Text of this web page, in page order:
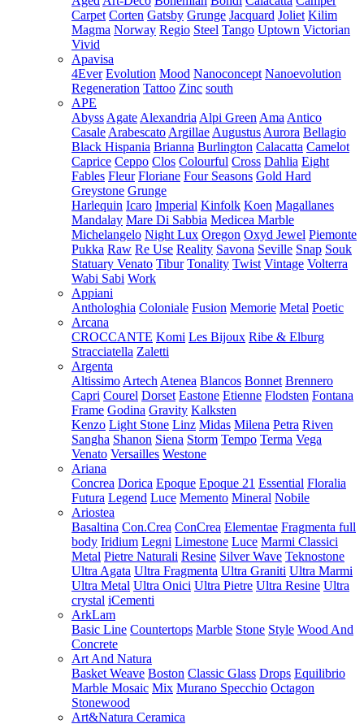
Carpet Corten Gatsby Grunge Jacquard Joliet Kilim
Magma Norway Regio Steel Tango Uptown Victorian
Vivid
Apavisa
4Ever Evolution Mood Nanoconcept Nanoevolution
Regeneration Tattoo Zinc south
APE
Abyss Agate Alexandria Alpi Green Ama Antico
Casale Arabescato Argillae Augustus Aurora Bellagio
Black Hispania Brianna Burlington Calacatta Camelot
Caprice Ceppo Clos Colourful Cross Dahlia Eight
Fables Fleur Floriane Four Seasons Gold Hard
Greystone Grunge
Harlequin Icaro Imperial Kinfolk Koen Magallanes
Mandalay Mare Di Sabbia Medicea Marble
Michelangelo Night Lux Oregon Oxyd Jewel Piemonte
Pukka Raw Re Use Reality Savona Seville Snap Souk
Statuary Venato Tibur Tonality Twist Vintage Volterra
Wabi Sabi Work
Appiani
Anthologhia Coloniale Fusion Memorie Metal Poetic
Arcana
CROCCANTE Komi Les Bijoux Ribe & Elburg
Stracciatella Zaletti
Argenta
Altissimo Artech Atenea Blancos Bonnet Brennero
Capri Courel Dorset Eastone Etienne Flodsten Fontana
Frame Godina Gravity Kalksten
Kenzo Light Stone Linz Midas Milena Petra Riven
Sangha Shanon Siena Storm Tempo Terma Vega
Venato Versailles Westone
Ariana
Concrea Dorica Epoque Epoque 21 Essential Floralia
Futura Legend Luce Memento Mineral Nobile
Ariostea
Basaltina Con.Crea ConCrea Elementae Fragmenta full
body Iridium Legni Limestone Luce Marmi Classici
Metal Pietre Naturali Resine Silver Wave Teknostone
Ultra Agata Ultra Fragmenta Ultra Graniti Ultra Marmi
Ultra Metal Ultra Onici Ultra Pietre Ultra Resine Ultra
crystal iCementi
ArkLam
Basic Line Countertops Marble Stone Style Wood And
Concrete
Art And Natura
Basket Weave Boston Classic Glass Drops Equilibrio
Marble Mosaic Mix Murano Specchio Octagon
Stonewood
Art&Natura Ceramica